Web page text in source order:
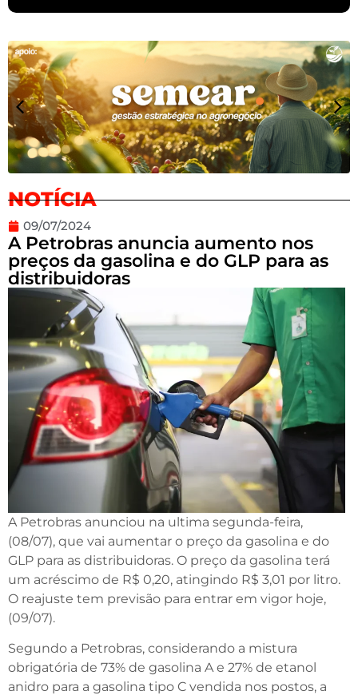
NOTÍCIA
09/07/2024
A Petrobras anuncia aumento nos
preços da gasolina e do GLP para as
distribuidoras
A Petrobras anunciou na ultima segunda-feira,
(08/07), que vai aumentar o preço da gasolina e do
GLP para as distribuidoras. O preço da gasolina terá
um acréscimo de R$ 0,20, atingindo R$ 3,01 por litro.
O reajuste tem previsão para entrar em vigor hoje,
(09/07).
Segundo a Petrobras, considerando a mistura
obrigatória de 73% de gasolina A e 27% de etanol
anidro para a gasolina tipo C vendida nos postos, a